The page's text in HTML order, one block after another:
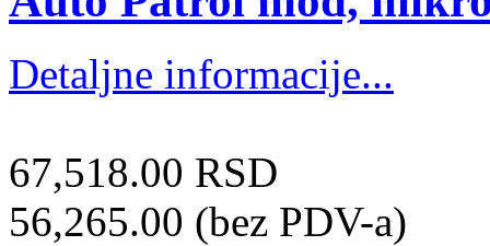
Detaljne informacije...
67,518.00 RSD
56,265.00 (bez PDV-a)